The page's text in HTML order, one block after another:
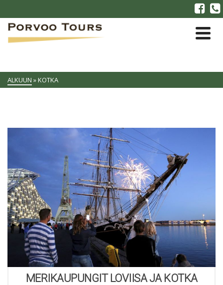
ALKUUN »KOTKA
MERIKAUPUNGIT LOVIISA JA KOTKA